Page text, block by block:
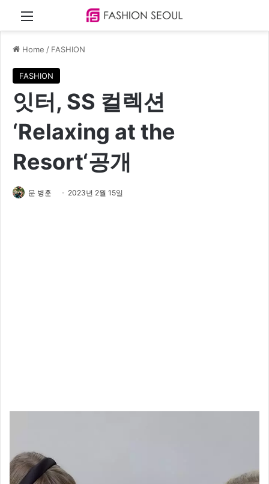
Menu
Home / FASHION
FASHION
잇터, SS 컬렉션
‘Relaxing at the
Resort‘공개
문 병훈 2023년 2월 15일